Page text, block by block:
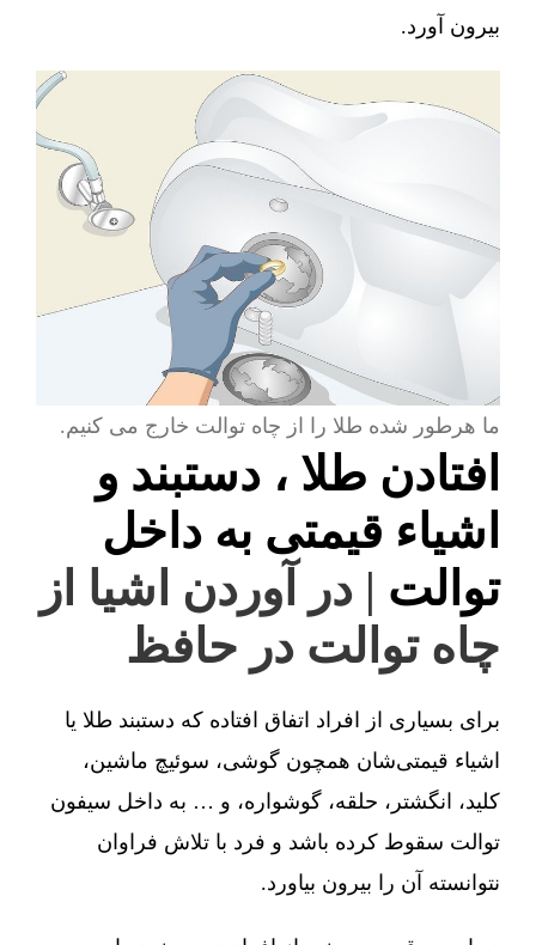
بیرون آورد.
ما هرطور شده طلا را از چاه توالت خارج می کنیم.
افتادن طلا ، دستبند و
اشیاء قیمتی به داخل
توالت | در آوردن اشیا از
چاه توالت در حافظ
برای بسیاری از افراد اتفاق افتاده که دستبند طلا یا
اشیاء قیمتی‌شان همچون گوشی، سوئیچ ماشین،
کلید، انگشتر، حلقه، گوشواره، و … به داخل سیفون
توالت سقوط کرده باشد و فرد با تلاش فراوان
نتوانسته آن را بیرون بیاورد.